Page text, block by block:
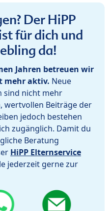
Der HiPP
für dich und
da!
Jahren betreuen wir
mehr aktiv. Neue
sind nicht mehr
wertvollen Beiträge der
jedoch bestehen
zugänglich. Damit du
Beratung
HiPP Elternservice
jederzeit gerne zur